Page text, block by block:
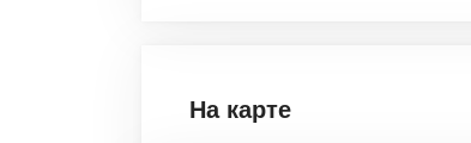
На карте